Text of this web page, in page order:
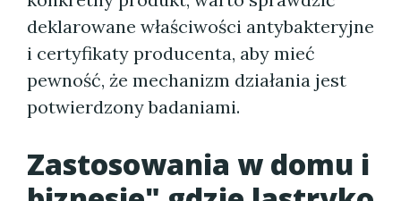
deklarowane właściwości antybakteryjne
i certyfikaty producenta, aby mieć
pewność, że mechanizm działania jest
potwierdzony badaniami.
Zastosowania w domu i